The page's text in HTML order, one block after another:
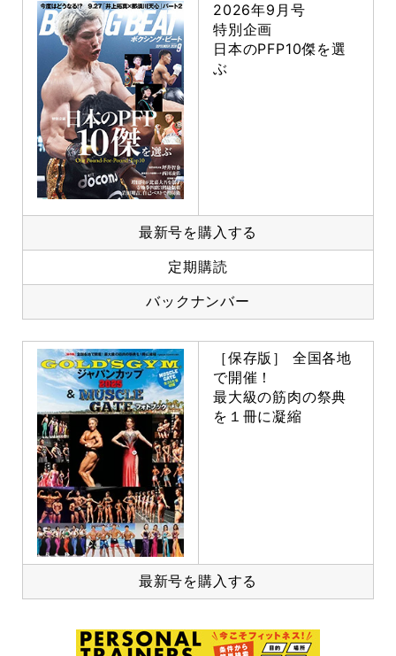
2026年9月号
特別企画
日本のPFP10傑を選
ぶ
最新号を購入する
定期購読
バックナンバー
［保存版］ 全国各地
で開催！
最大級の筋肉の祭典
を１冊に凝縮
最新号を購入する